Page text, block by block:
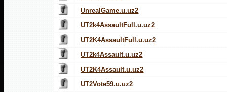
UnrealGame.u.uz2
UT2k4AssaultFull.u.uz2
UT2K4AssaultFull.u.uz2
UT2k4Assault.u.uz2
UT2K4Assault.u.uz2
UT2Vote59.u.uz2